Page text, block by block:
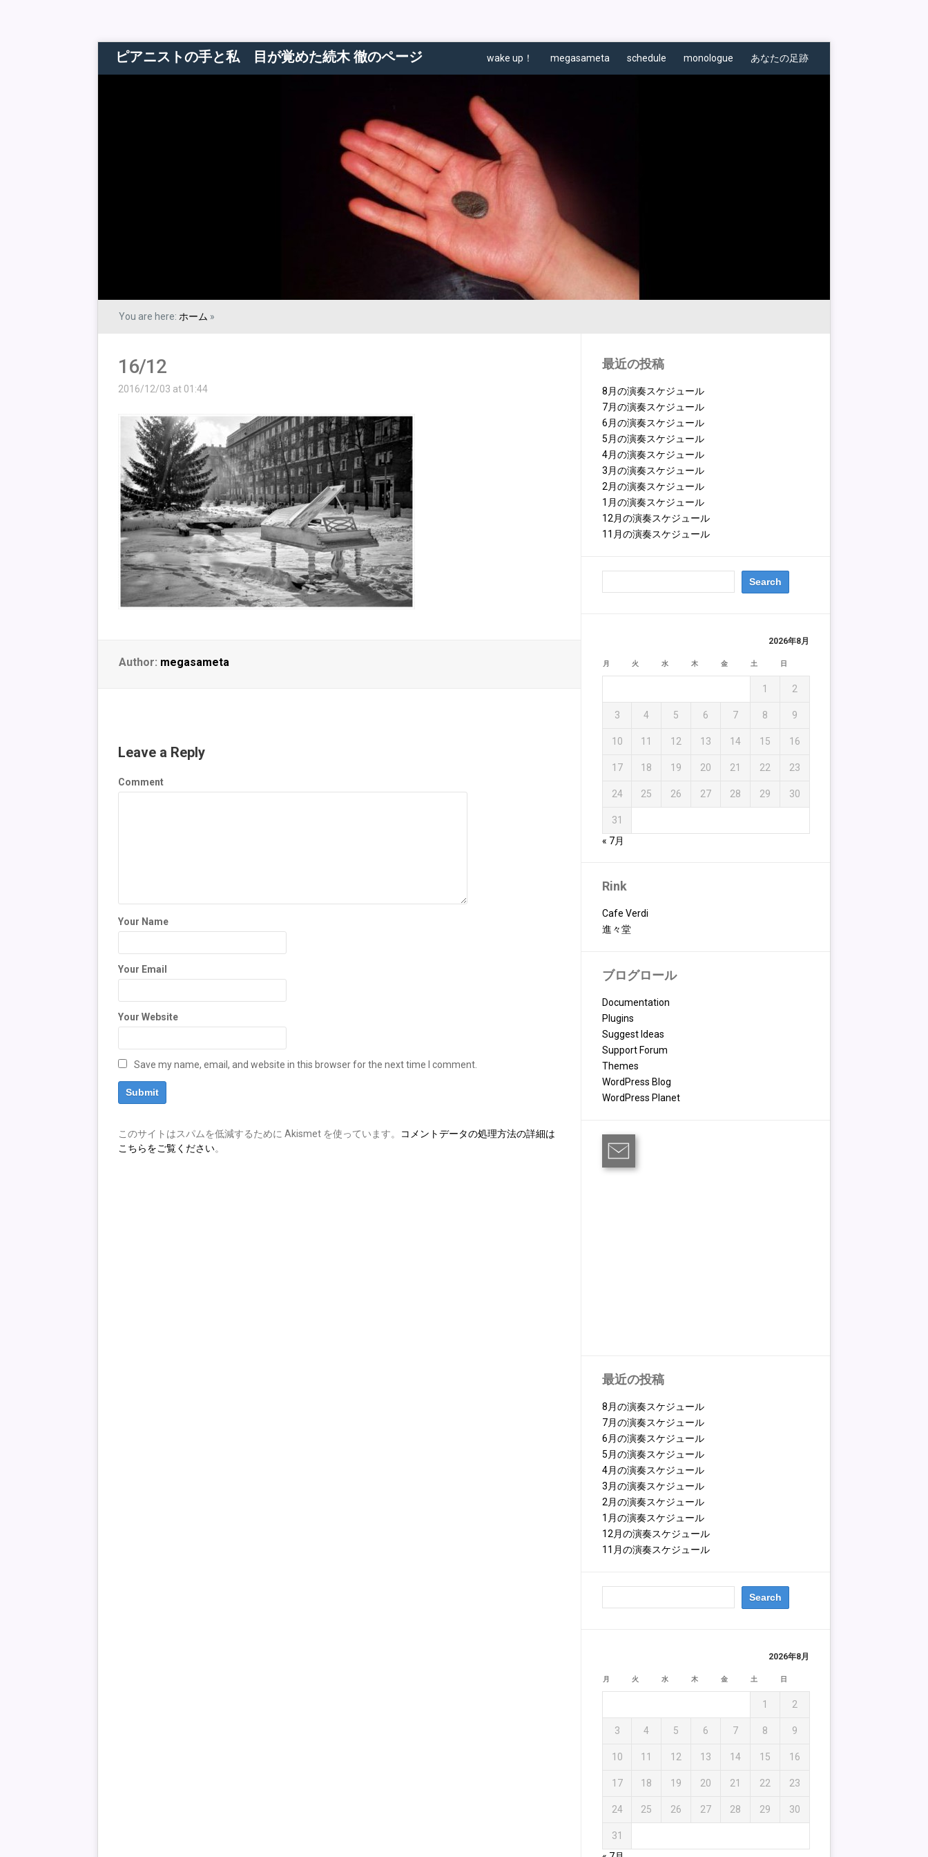
ピアニストの手と私 目が覚めた続木 徹のページ wake up！ megasameta schedule monologue あなたの足跡
You are here: ホーム »
16/12
2016/12/03 at 01:44
Author: megasameta
Leave a Reply
Comment
Your Name
Your Email
Your Website
Save my name, email, and website in this browser for the next time I comment.
このサイトはスパムを低減するために Akismet を使っています。
コメントデータの処理方法の詳細は
こちらをご覧ください。
最近の投稿
8月の演奏スケジュール
7月の演奏スケジュール
6月の演奏スケジュール
5月の演奏スケジュール
4月の演奏スケジュール
3月の演奏スケジュール
2月の演奏スケジュール
1月の演奏スケジュール
12月の演奏スケジュール
11月の演奏スケジュール
2026年8月
月 火 水 木 金 土 日
1 2
3 4 5 6 7 8 9
10 11 12 13 14 15 16
17 18 19 20 21 22 23
24 25 26 27 28 29 30
31
« 7月
Rink
Cafe Verdi
進々堂
ブログロール
Documentation
Plugins
Suggest Ideas
Support Forum
Themes
WordPress Blog
WordPress Planet
最近の投稿
8月の演奏スケジュール
7月の演奏スケジュール
6月の演奏スケジュール
5月の演奏スケジュール
4月の演奏スケジュール
3月の演奏スケジュール
2月の演奏スケジュール
1月の演奏スケジュール
12月の演奏スケジュール
11月の演奏スケジュール
2026年8月
月 火 水 木 金 土 日
1 2
3 4 5 6 7 8 9
10 11 12 13 14 15 16
17 18 19 20 21 22 23
24 25 26 27 28 29 30
31